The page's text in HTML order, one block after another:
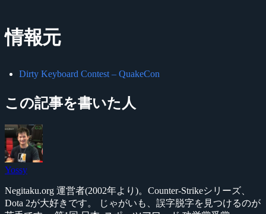
情報元
Dirty Keyboard Contest – QuakeCon
この記事を書いた人
Yossy
Negitaku.org 運営者(2002年より)。Counter-Strikeシリーズ、
Dota 2が大好きです。 じゃがいも、誤字脱字を見つけるのが